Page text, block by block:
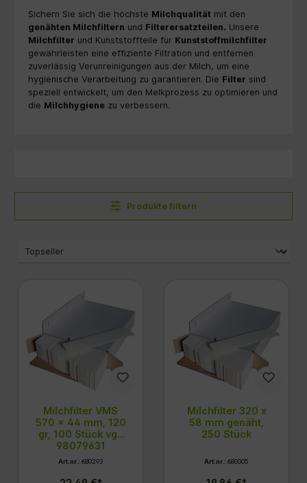
Sichern Sie sich die höchste Milchqualität mit den
genähten Milchfiltern und Filterersatzteilen. Unsere
Milchfilter und Kunststoffteile für Kunststoffmilchfilter
gewährleisten eine effiziente Filtration und entfernen
zuverlässig Verunreinigungen aus der Milch, um eine
hygienische Verarbeitung zu garantieren. Die Filter sind
speziell entwickelt, um den Melkprozess zu optimieren und
die Milchhygiene zu verbessern.
Produkte filtern
Milchfilter VMS
570 x 44 mm, 120
gr, 100 Stück vgl.
98079631
Art.nr.: 680293
Milchfilter 320 x
58 mm genäht,
250 Stück
Art.nr.: 680005